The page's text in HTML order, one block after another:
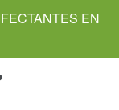
EN